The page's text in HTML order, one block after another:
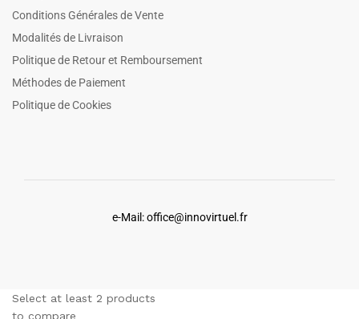
Conditions Générales de Vente
Modalités de Livraison
Politique de Retour et Remboursement
Méthodes de Paiement
Politique de Cookies
e-Mail: office@innovirtuel.fr
Select at least 2 products
to compare